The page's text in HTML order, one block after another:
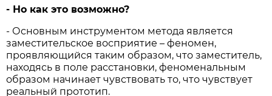
- Но как это возможно?
- Основным инструментом метода является
заместительское восприятие – феномен,
проявляющийся таким образом, что заместитель,
находясь в поле расстановки, феноменальным
образом начинает чувствовать то, что чувствует
реальный прототип.